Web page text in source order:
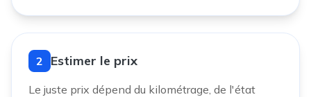
2 Estimer le prix
Le juste prix dépend du kilométrage, de l'état